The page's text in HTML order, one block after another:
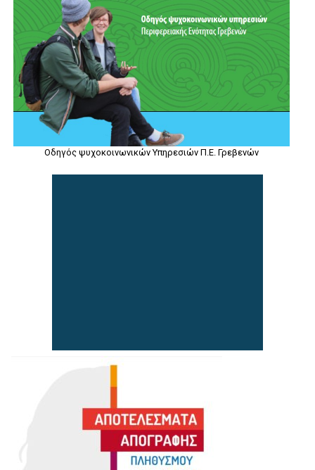
Οδηγός ψυχοκοινωνικών Υπηρεσιών Π.Ε. Γρεβενών